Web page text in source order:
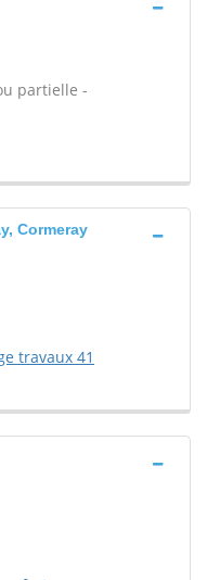
partielle -
Cormeray
travaux 41